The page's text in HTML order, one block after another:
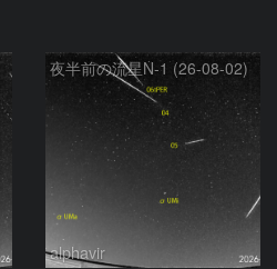
夜半前の流星N-1 (26-08-02)
alphavir